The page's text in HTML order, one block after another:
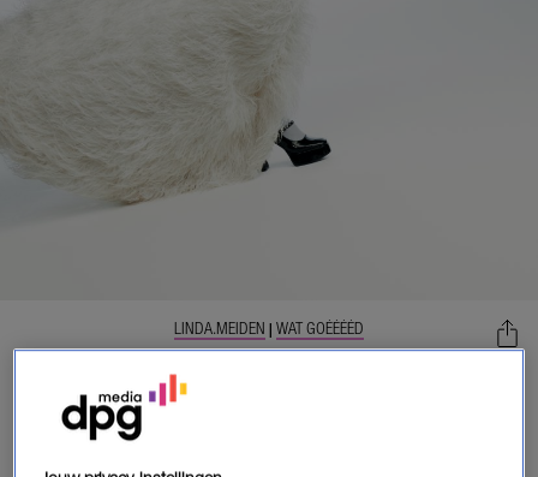
BRIDE ALERT: JADE ANNA IS VERLOOFD
EN HAAR RING IS ALLES BEHALVE KLEIN
LINDA.MEIDEN | WAT GOÉÉÉÉD
01-06-2026